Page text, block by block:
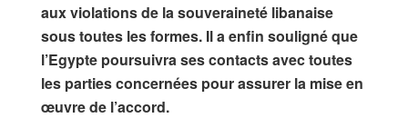
aux violations de la souveraineté libanaise
sous toutes les formes. Il a enfin souligné que
l’Egypte poursuivra ses contacts avec toutes
les parties concernées pour assurer la mise en
œuvre de l’accord.